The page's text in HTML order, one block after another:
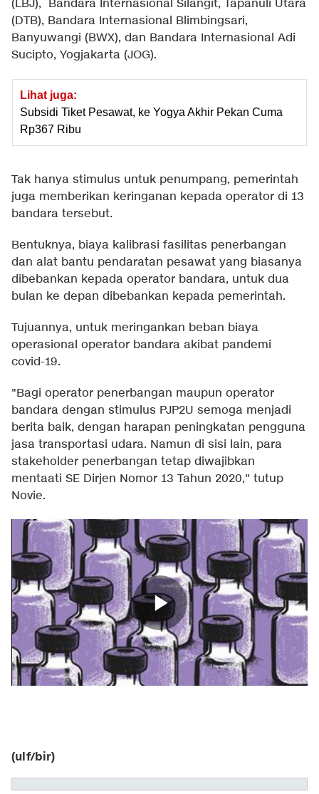
(LBJ), Bandara Internasional Silangit, Tapanuli Utara
(DTB), Bandara Internasional Blimbingsari,
Banyuwangi (BWX), dan Bandara Internasional Adi
Sucipto, Yogjakarta (JOG).
Lihat juga:
Subsidi Tiket Pesawat, ke Yogya Akhir Pekan Cuma
Rp367 Ribu
Tak hanya stimulus untuk penumpang, pemerintah
juga memberikan keringanan kepada operator di 13
bandara tersebut.
Bentuknya, biaya kalibrasi fasilitas penerbangan
dan alat bantu pendaratan pesawat yang biasanya
dibebankan kepada operator bandara, untuk dua
bulan ke depan dibebankan kepada pemerintah.
Tujuannya, untuk meringankan beban biaya
operasional operator bandara akibat pandemi
covid-19.
"Bagi operator penerbangan maupun operator
bandara dengan stimulus PJP2U semoga menjadi
berita baik, dengan harapan peningkatan pengguna
jasa transportasi udara. Namun di sisi lain, para
stakeholder penerbangan tetap diwajibkan
mentaati SE Dirjen Nomor 13 Tahun 2020," tutup
Novie.
(ulf/bir)